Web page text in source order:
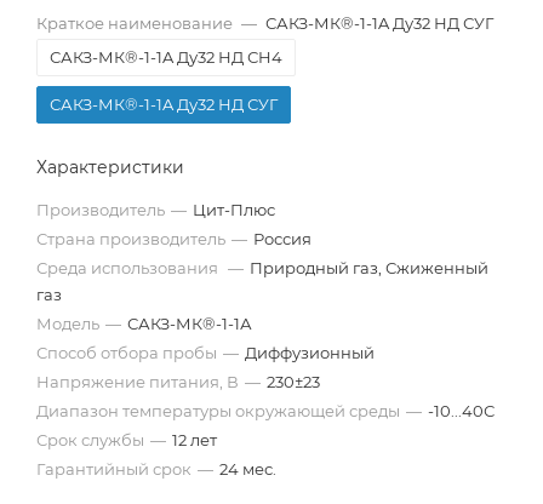
Краткое наименование — САКЗ-МК®-1-1A Ду32 НД СУГ
САКЗ-МК®-1-1A Ду32 НД СH4
САКЗ-МК®-1-1A Ду32 НД СУГ
Характеристики
Производитель — Цит-Плюс
Страна производитель — Россия
Среда использования — Природный газ, Сжиженный
газ
Модель — САКЗ-МК®-1-1А
Способ отбора пробы — Диффузионный
Напряжение питания, В — 230±23
Диапазон температуры окружающей среды — -10...40С
Срок службы — 12 лет
Гарантийный срок — 24 мес.